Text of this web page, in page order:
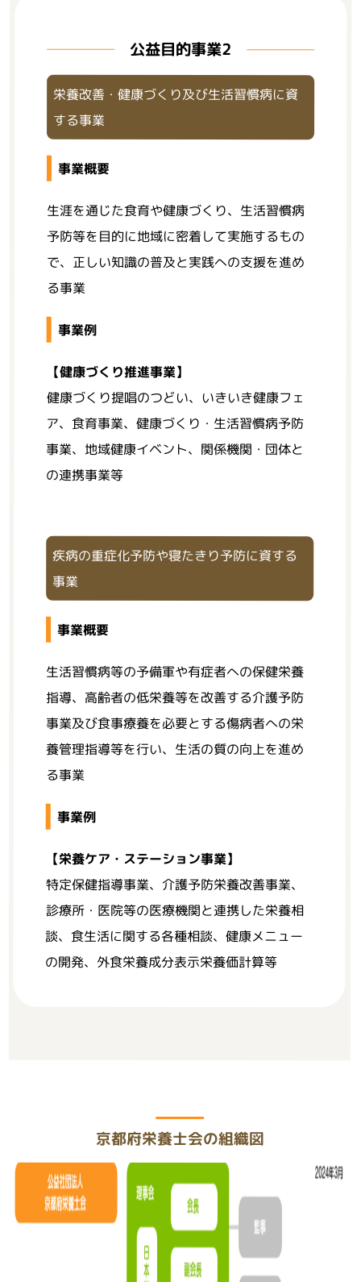
公益目的事業2
栄養改善・健康づくり及び生活習慣病に資
する事業
事業概要
生涯を通じた食育や健康づくり、生活習慣病
予防等を目的に地域に密着して実施するもの
で、正しい知識の普及と実践への支援を進め
る事業
事業例
【健康づくり推進事業】
健康づくり提唱のつどい、いきいき健康フェ
ア、食育事業、健康づくり・生活習慣病予防
事業、地域健康イベント、関係機関・団体と
の連携事業等
疾病の重症化予防や寝たきり予防に資する
事業
事業概要
生活習慣病等の予備軍や有症者への保健栄養
指導、高齢者の低栄養等を改善する介護予防
事業及び食事療養を必要とする傷病者への栄
養管理指導等を行い、生活の質の向上を進め
る事業
事業例
【栄養ケア・ステーション事業】
特定保健指導事業、介護予防栄養改善事業、
診療所・医院等の医療機関と連携した栄養相
談、食生活に関する各種相談、健康メニュー
の開発、外食栄養成分表示栄養価計算等
京都府栄養士会の組織図